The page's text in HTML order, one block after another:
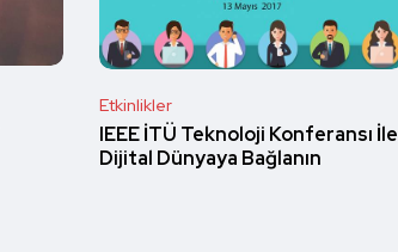
Etkinlikler
IEEE İTÜ Teknoloji Konferansı İle
Dijital Dünyaya Bağlanın